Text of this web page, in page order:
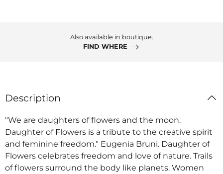
Also available in boutique.
FIND WHERE
Description
"We are daughters of flowers and the moon.
Daughter of Flowers is a tribute to the creative spirit
and feminine freedom." Eugenia Bruni. Daughter of
Flowers celebrates freedom and love of nature. Trails
of flowers surround the body like planets. Women